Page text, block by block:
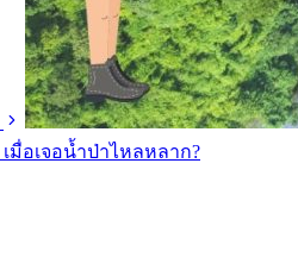
มื่อเจอน้ำป่าไหลหลาก?